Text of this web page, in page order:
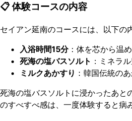
📋 体験コースの内容
セイアン延南のコースには、以下の
入浴時間15分：体を芯から温
死海の塩バスソルト ：ミネラ
ミルクあかすり ：韓国伝統の
死海の塩バスソルトに浸かったあと
のすべすべ感は、一度体験すると病